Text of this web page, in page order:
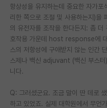
항상성을 유지하는데 중요한 자가
리한 쪽으로 조절 및 사용하는지)을
의 유전자를 조작을 한다든지: 좀
호작용 가운데 host response에
스의 저항성에 구애받지 않는 인간
스제나 백신 adjuvant (백신 부스터
니다.
Q: 그러셨군요. 조금 말이 딴 데로
하고 있었죠. 실제 대학원에서 무언